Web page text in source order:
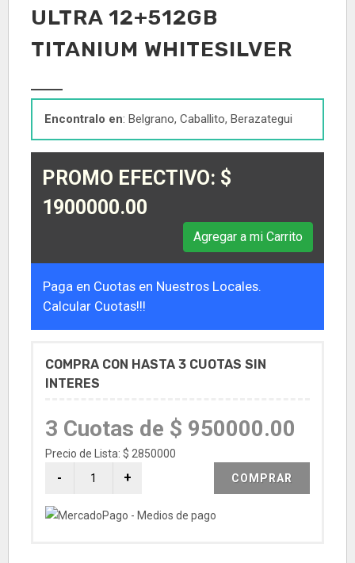
ULTRA 12+512GB
TITANIUM WHITESILVER
Encontralo en: Belgrano, Caballito, Berazategui
PROMO EFECTIVO: $
1900000.00
Agregar a mi Carrito
Paga en Cuotas en Nuestros Locales.
Calcular Cuotas!!!
COMPRA CON HASTA 3 CUOTAS SIN
INTERES
3 Cuotas de $ 950000.00
Precio de Lista: $ 2850000
COMPRAR